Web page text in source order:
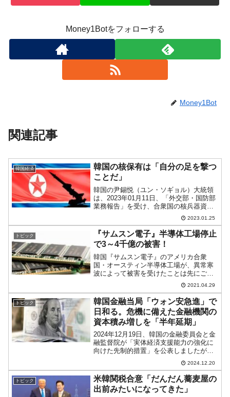
Money1Botをフォローする
Money1Bot
関連記事
韓国経済
韓国の核保有は「自分の足を撃つ
ことだ」
韓国の尹錫悦（ユン・ソギョル）大統領
は、2023年01月11日、「外交部・国防部
業務報告」を受け、合衆国の核兵器資産
の供給、独自核兵器の開発について言及
しました。不思議なことに日本ではあま
り注目されませんでしたが、韓国が核兵
器を保有したら日...
2023.01.25
トピック
『サムスン電子』半導体工場停止
で3～4千億の被害！
韓国『サムスン電子』のアメリカ合衆
国・オースティン半導体工場が、異常寒
波によって被害を受けたことは先にご紹
介しましたが、その被害金額が、3,000～
4,000億ウォン（約294～392億円）に上
ることが2021年04月29日、『サムスン電
子...
2021.04.29
トピック
韓国金融当局「ウォン安急進」で
日和る。危機に備えた金融機関の
資本積み増しを「半年延期」
2024年12月19日、韓国の金融委員会と金
融監督院が「実体経済支援能力の強化に
向けた先制的措置」を公表しましたが、
これは「転進」です。重要な点は「スト
レス・バッファー資本規制の導入」を
「2025年の下半期まで延期」したことで
す。もともとの...
2024.12.20
トピック
米韓関税合意「だんだん蕎麦屋の
出前みたいになってきた」